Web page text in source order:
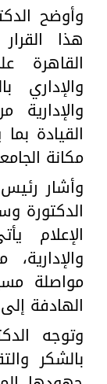
وأوضح
هذا
القاهرة
والإداري
القيادة
مكانة
وأشار
الدكتورة
الإعلام
مواصلة
الهادفة
وتوجه
بالشكر